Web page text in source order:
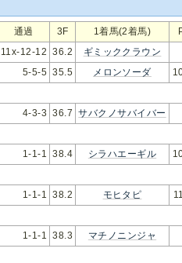
通過 3F 1着馬(2着馬)
11x-12-12 36.2
ギミッククラウン
5-5-5 35.5 メロンソーダ
4-3-3 36.7 サバクノサバイバー
1-1-1 38.4 シラハエーギル
1-1-1 38.2 モヒタピ
1-1-1 38.3 マチノニンジャ